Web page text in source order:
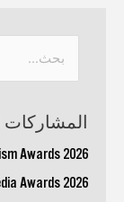
البحث
المشاركات
Awards 2026
Awards 2026